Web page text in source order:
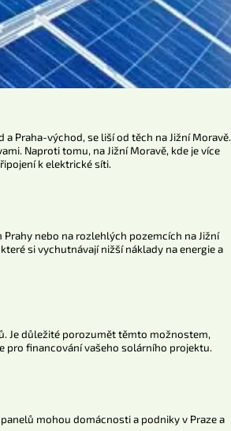
Praha-východ, se liší od těch na Jižní Moravě.
Naproti tomu, na Jižní Moravě, kde je více
k elektrické síti.
nebo na rozlehlých pozemcích na Jižní
si vychutnávají nižší náklady na energie a
Je důležité porozumět těmto možnostem,
pro financování vašeho solárního projektu.
mohou domácnosti a podniky v Praze a